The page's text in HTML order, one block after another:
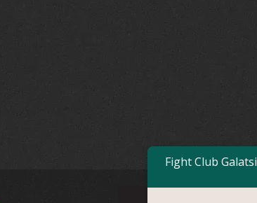
Fight Club Galatsi